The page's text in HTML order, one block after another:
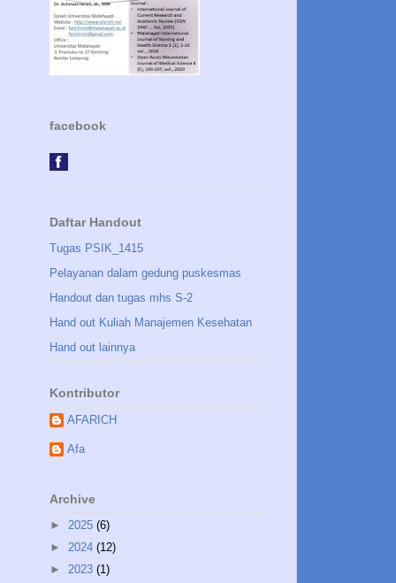
facebook
Daftar Handout
Tugas PSIK_1415
Pelayanan dalam gedung puskesmas
Handout dan tugas mhs S-2
Hand out Kuliah Manajemen Kesehatan
Hand out lainnya
Kontributor
AFARICH
Afa
Archive
► 2025 (6)
► 2024 (12)
► 2023 (1)